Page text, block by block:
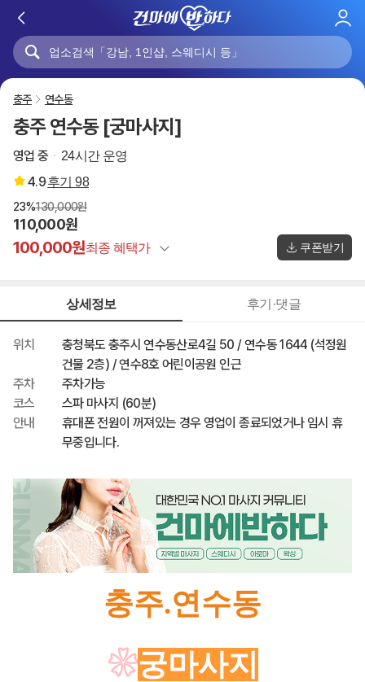
로
충주 연수동
충주 연수동 [궁마사지]
영업 중 24시간 운영
4.9후기98
23%130,000원
110,000원
100,000원최종 혜택가 쿠폰받기
건마에반하다 특별할인
-20,000원
최종 혜택가
상세정보 후기·댓글
위치
충청북도 충주시 연수동산로4길 50 / 연수동 1644 (석정원
건물 2층) / 연수8호 어린이공원 인근
주차
주차가능
코스
스파 마사지 (60분)
안내
휴대폰 전원이 꺼져있는 경우 영업이 종료되었거나 임시 휴
무중입니다.
충주.연수동
❀궁마사지